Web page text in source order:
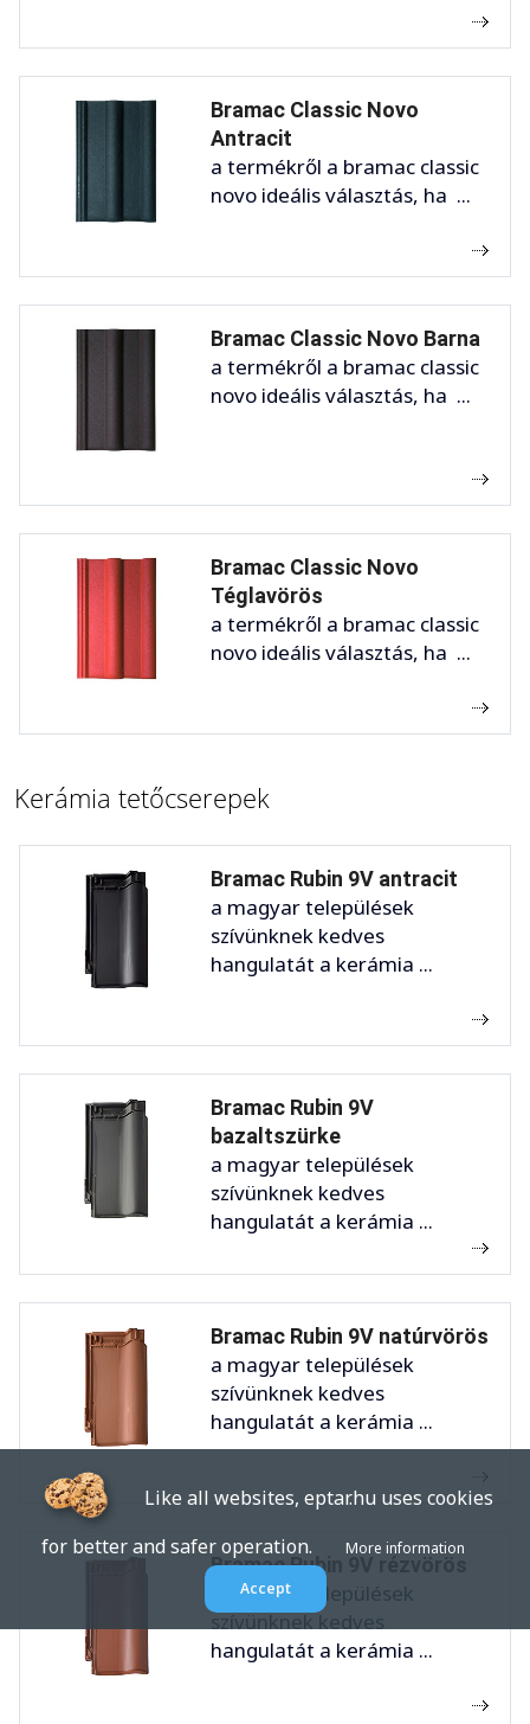
Bramac Classic Novo
Antracit
a termékről a bramac classic
novo ideális választás, ha ...
Bramac Classic Novo Barna
a termékről a bramac classic
novo ideális választás, ha ...
Bramac Classic Novo
Téglavörös
a termékről a bramac classic
novo ideális választás, ha ...
Kerámia tetőcserepek
Bramac Rubin 9V antracit
a magyar települések
szívünknek kedves
hangulatát a kerámia ...
Bramac Rubin 9V
bazaltszürke
a magyar települések
szívünknek kedves
hangulatát a kerámia ...
Bramac Rubin 9V natúrvörös
a magyar települések
szívünknek kedves
hangulatát a kerámia ...
Bramac Rubin 9V rézvörös
a magyar települések
szívünknek kedves
hangulatát a kerámia ...
Like all websites, eptar.hu uses cookies
for better and safer operation.
More information
Accept